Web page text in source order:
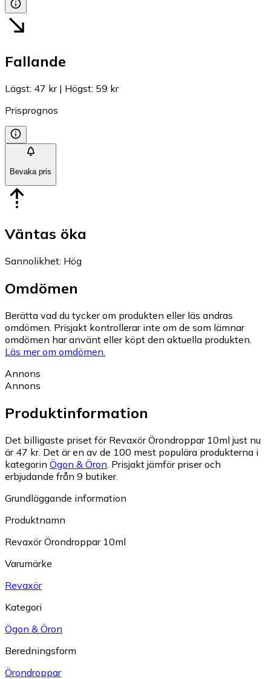
Fallande
Lägst: 47 kr| Högst: 59 kr
Prisprognos
Bevaka pris
Väntas öka
Sannolikhet: Hög
Omdömen
Berätta vad du tycker om produkten eller läs andras
omdömen. Prisjakt kontrollerar inte om de som lämnar
omdömen har använt eller köpt den aktuella produkten.
Läs mer om omdömen.
Annons
Annons
Produktinformation
Det billigaste priset för Revaxör Örondroppar 10ml just nu
är 47 kr. Det är en av de 100 mest populära produkterna i
kategorin Ögon & Öron Prisjakt jämför priser och
erbjudande från 9 butiker.
Grundläggande information
Produktnamn
Revaxör Örondroppar 10ml
Varumärke
Revaxör
Kategori
Ögon & Öron
Beredningsform
Örondroppar